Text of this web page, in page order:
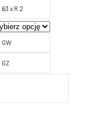
63 x R 2
GW
GZ